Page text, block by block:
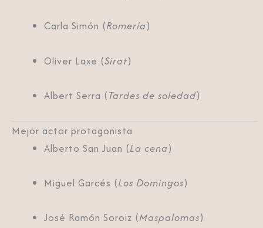
Carla Simón (Romería)
Oliver Laxe (Sirat)
Albert Serra (Tardes de soledad)
Mejor actor protagonista
Alberto San Juan (La cena)
Miguel Garcés (Los Domingos)
José Ramón Soroiz (Maspalomas)